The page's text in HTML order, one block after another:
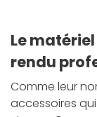
Le
rendu
Comme leur
accessoires